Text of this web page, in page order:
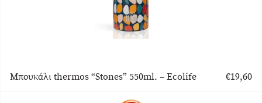
Μπουκάλι thermos “Stones” 550ml. – Ecolife €19,60